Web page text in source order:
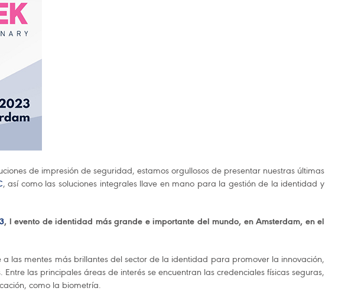
de impresión de seguridad, estamos orgullosos de presentar nuestras últimas
, así como las soluciones integrales llave en mano para la gestión de la identidad y
, l evento de identidad más grande e importante del mundo, en Amsterdam, en el
a las mentes más brillantes del sector de la identidad para promover la innovación,
las principales áreas de interés se encuentran las credenciales físicas seguras,
como la biometría.